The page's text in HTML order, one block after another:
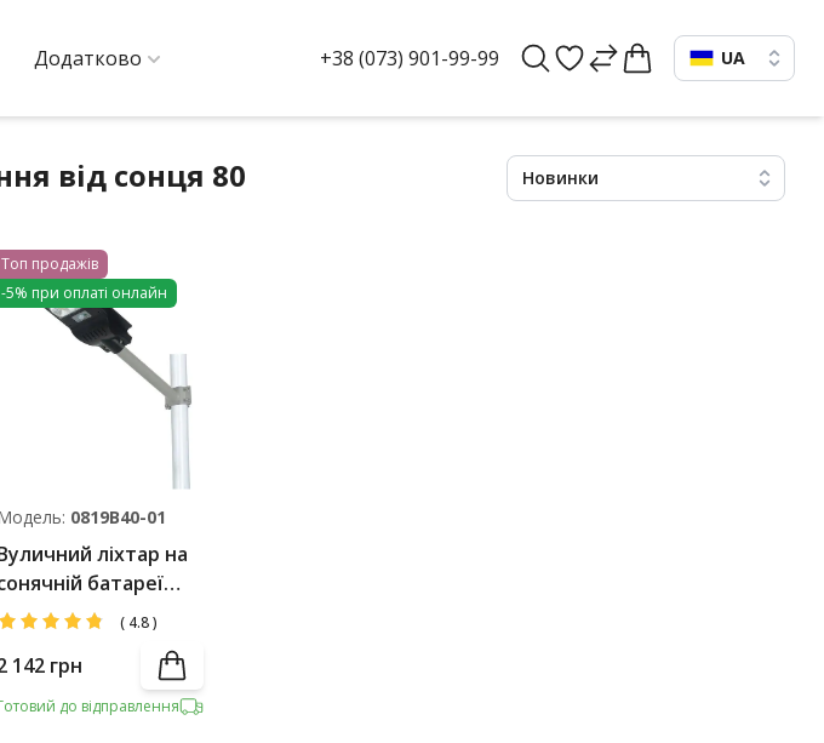
Додатково +38 (073) 901-99-99 UA
від сонця 80 Новинки
Топ продажів
-5% при оплаті онлайн
0819В40-01
ліхтар на
батареї
Alltop 0819В40-01 80W
( 4.8)
142 грн
до відправлення